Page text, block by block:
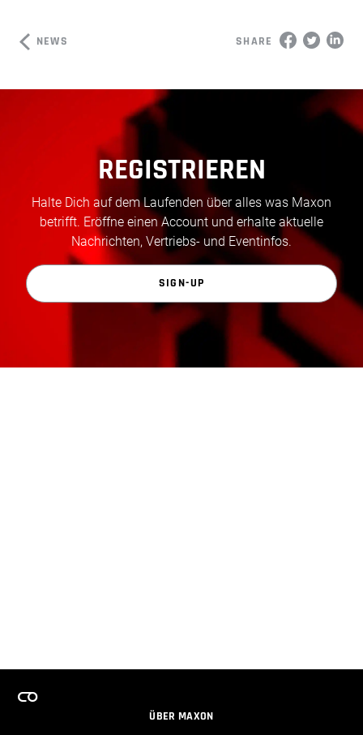
NEWS SHARE
REGISTRIEREN
Halte Dich auf dem Laufenden über alles was Maxon
betrifft. Eröffne einen Account und erhalte aktuelle
Nachrichten, Vertriebs- und Eventinfos.
SIGN-UP
ÜBER MAXON